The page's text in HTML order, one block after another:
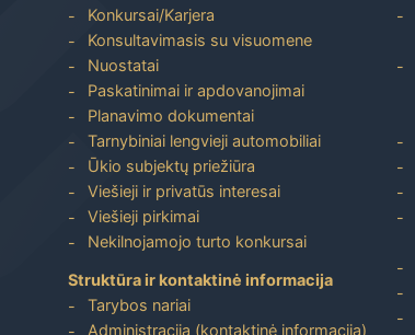
Konkursai/Karjera
Konsultavimasis su visuomene
Nuostatai
Paskatinimai ir apdovanojimai
Planavimo dokumentai
Tarnybiniai lengvieji automobiliai
Ūkio subjektų priežiūra
Viešieji ir privatūs interesai
Viešieji pirkimai
Nekilnojamojo turto konkursai
Struktūra ir kontaktinė informacija
Tarybos nariai
Administracija (kontaktinė informacija)